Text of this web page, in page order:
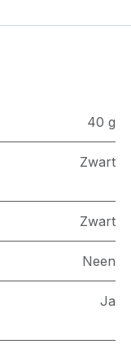
40 g
Zwart
Zwart
Neen
Ja